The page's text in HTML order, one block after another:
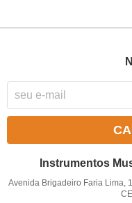
Instrumentos
Avenida Brigadeiro Faria Lima,